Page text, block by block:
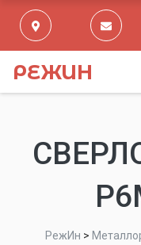
РЕЖИН
РежИн >